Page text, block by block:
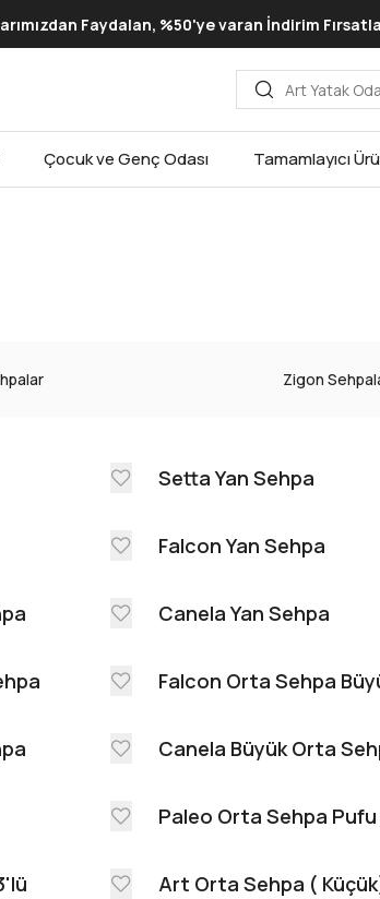
Faydalan, %50'ye varan İndirim
Çocuk ve Genç Odası Tamamlayıcı
Zigon
Setta Yan Sehpa
Falcon Yan Sehpa
Canela Yan Sehpa
Falcon Orta Sehpa
Canela Büyük Orta
Paleo Orta Sehpa Pufu
Art Orta Sehpa (